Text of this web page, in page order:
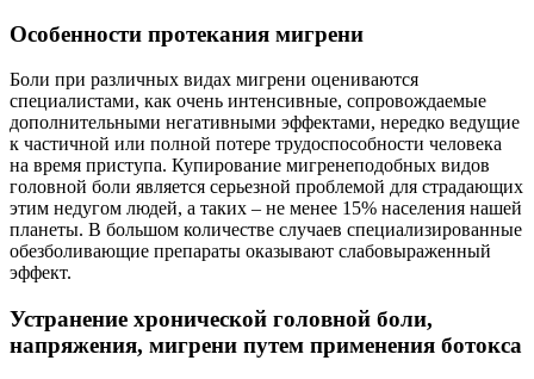
Особенности протекания мигрени
Боли при различных видах мигрени оцениваются
специалистами, как очень интенсивные, сопровождаемые
дополнительными негативными эффектами, нередко ведущие
к частичной или полной потере трудоспособности человека
на время приступа. Купирование мигренеподобных видов
головной боли является серьезной проблемой для страдающих
этим недугом людей, а таких – не менее 15% населения нашей
планеты. В большом количестве случаев специализированные
обезболивающие препараты оказывают слабовыраженный
эффект.
Устранение хронической головной боли,
напряжения, мигрени путем применения ботокса